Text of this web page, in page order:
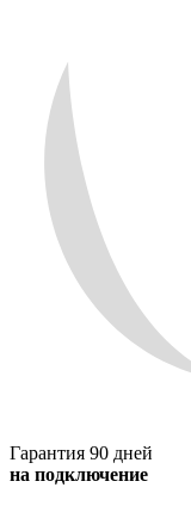
Гарантия 90 дней
на подключение